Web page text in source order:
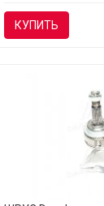
КУПИТЬ